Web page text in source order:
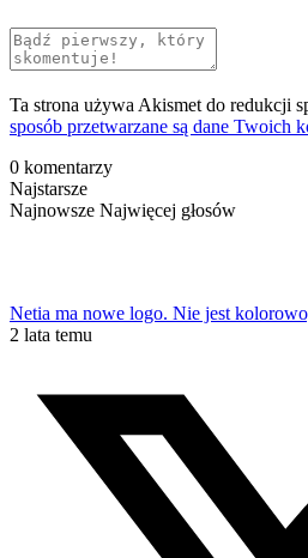
Ta strona używa Akismet do redukcji
sposób przetwarzane są dane Twoich
0 komentarzy
Najstarsze
Najnowsze Najwięcej głosów
Netia ma nowe logo. Nie jest
2 lata temu